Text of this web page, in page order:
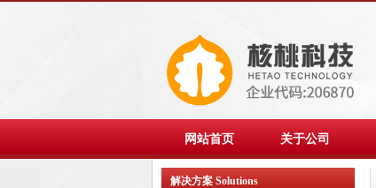
网站首页 关于公司
解决方案 Solutions